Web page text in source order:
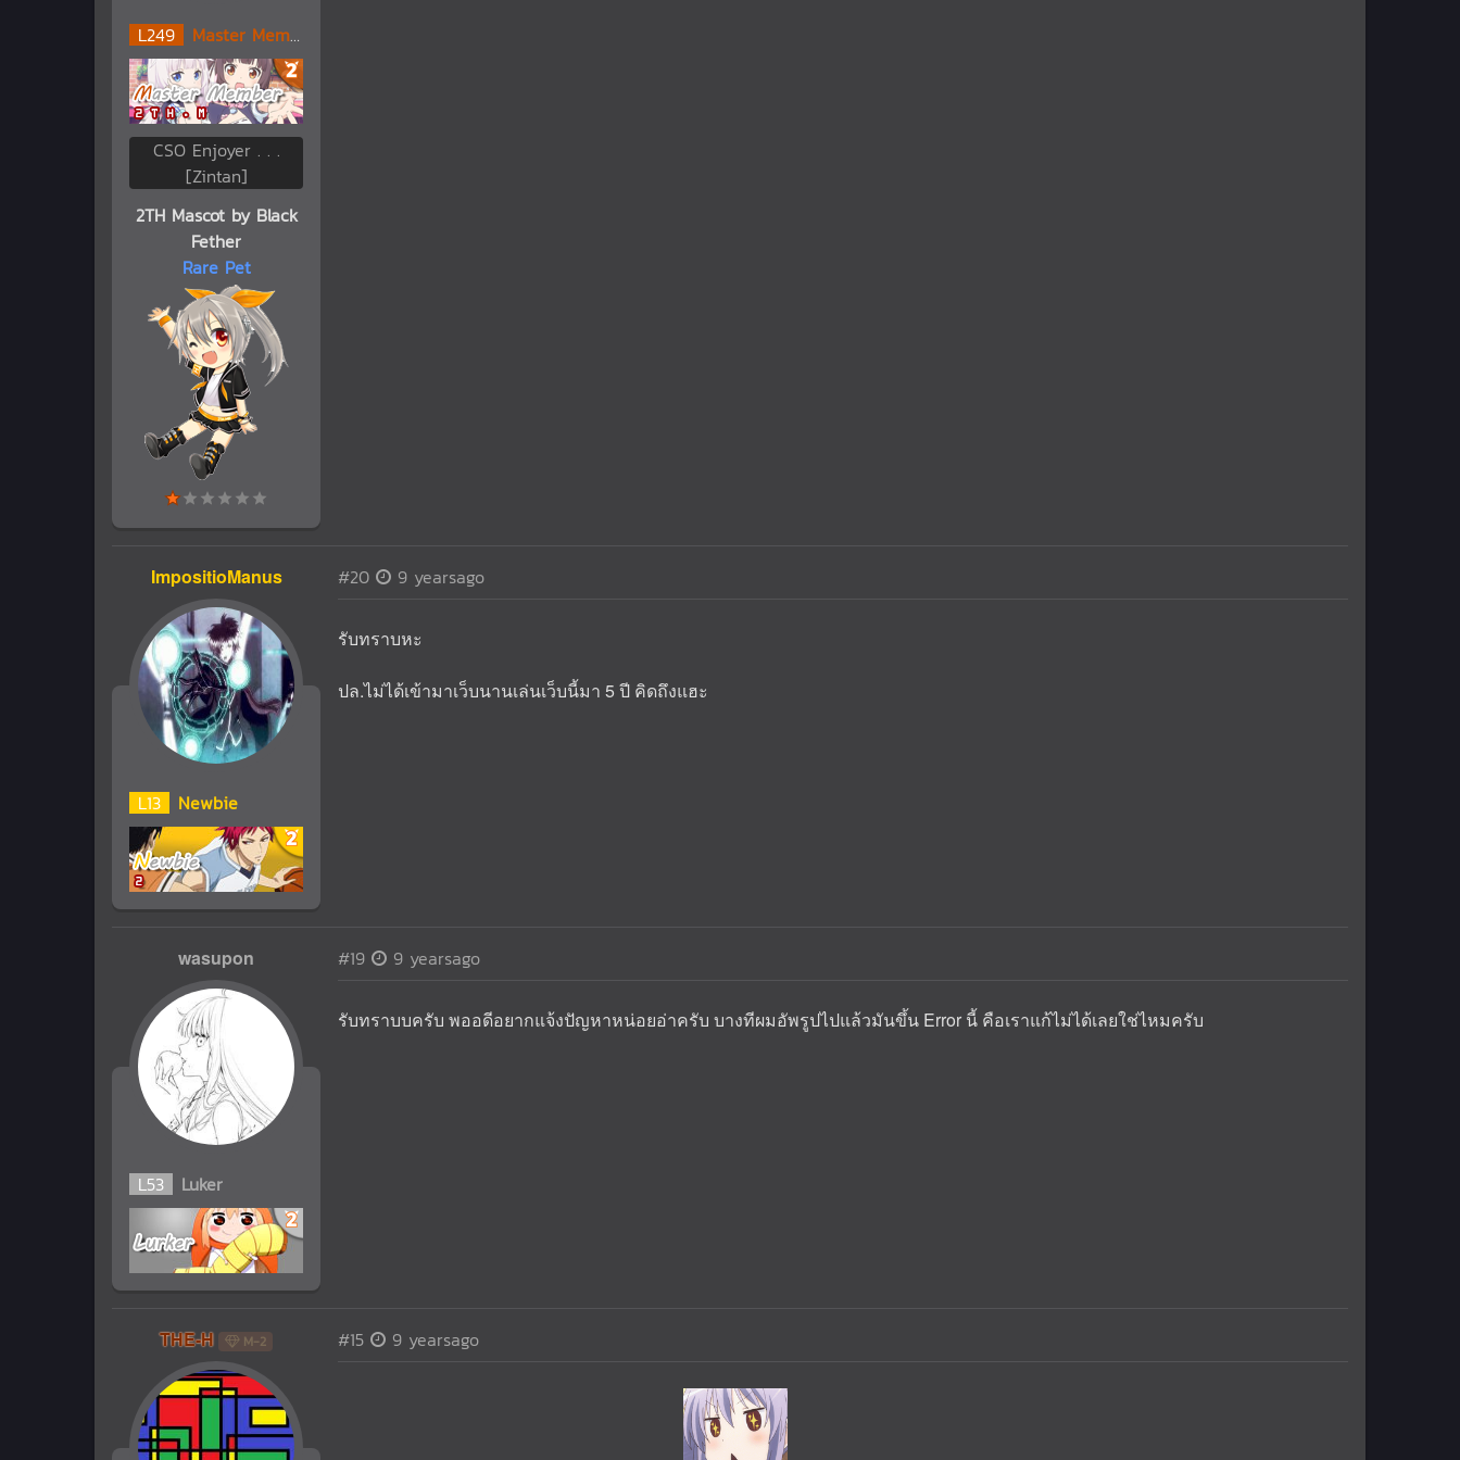
L249 Master Member
CSO Enjoyer . . .
[Zintan]
2TH Mascot by Black
Fether
Rare Pet
ImpositioManus
L13 Newbie
#20 9 yearsago
รับทราบหะ
ปล.ไม่ได้เข้ามาเว็บนานเล่นเว็บนี้มา 5 ปี คิดถึงแฮะ
wasupon
L53 Luker
#19 9 yearsago
รับทราบบครับ พออดีอยากแจ้งปัญหาหน่อยอ่าครับ บางทีผมอัพรูปไปแล้วมันขึ้น Error นี้ คือเราแก้ไม่ได้เลยใช่ไหมครับ
THE-H M-2 #15 9 yearsago